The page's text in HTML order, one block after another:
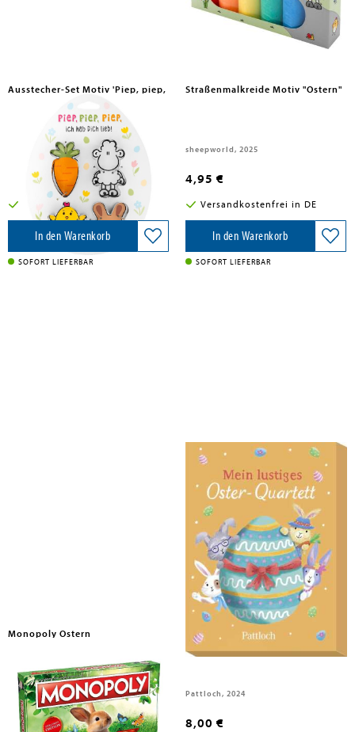
Ausstecher-Set Motiv 'Piep, piep,
piep, ich hab Dich lieb!'
Sheepworld AG, 2025
9,95 €
Versandkostenfrei in DE
In den Warenkorb
SOFORT LIEFERBAR
Straßenmalkreide Motiv "Ostern"
sheepworld, 2025
4,95 €
Versandkostenfrei in DE
In den Warenkorb
SOFORT LIEFERBAR
Monopoly Ostern
Winning Moves, 2024
44,95 €
Mein lustiges Oster-Quartett
Pattloch, 2024
8,00 €